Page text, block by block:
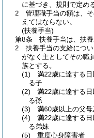
に基づき、規則で定め
2
管理職手当の額は、
えてはならない。
(扶養手当)
第8条
扶養手当は、扶
2
扶養手当の支給につ
がなく主としてその職
族とする。
(1)
満22歳に達する
る子
(2)
満22歳に達する
る孫
(3)
満60歳以上の父
(4)
満22歳に達する
る弟妹
(5)
重度心身障害者